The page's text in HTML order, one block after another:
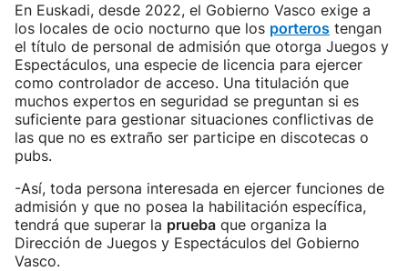
En Euskadi, desde 2022, el Gobierno Vasco exige a
los locales de ocio nocturno que los porteros tengan
el título de personal de admisión que otorga Juegos y
Espectáculos, una especie de licencia para ejercer
como controlador de acceso. Una titulación que
muchos expertos en seguridad se preguntan si es
suficiente para gestionar situaciones conflictivas de
las que no es extraño ser participe en discotecas o
pubs.
-Así, toda persona interesada en ejercer funciones de
admisión y que no posea la habilitación específica,
tendrá que superar la prueba que organiza la
Dirección de Juegos y Espectáculos del Gobierno
Vasco.